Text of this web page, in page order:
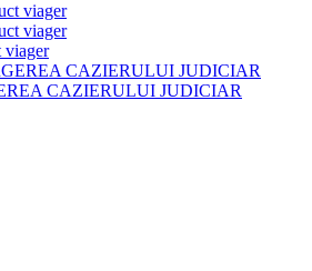
viager
viager
viager
CAZIERULUI JUDICIAR
CAZIERULUI JUDICIAR